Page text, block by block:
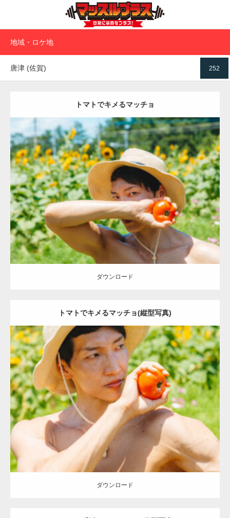
地域・ロケ地
252
唐津 (佐賀)
トマトでキメるマッチョ
Update:2023.02.11
Category:トマト農家のマッチョ オレンジの人
AKIHITO(細マッチョ)
唐津 (佐賀)
ダウンロード
ダウンロード
トマトでキメるマッチョ(縦型写真)
Update:2023.02.11
Category:トマト農家のマッチョ オレンジの人 AKIHITO(細マッチョ)
唐津 (佐賀)
ダウンロード
ダウンロード